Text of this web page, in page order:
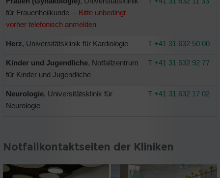
für Frauenheilkunde ─ Bitte unbedingt
vorher telefonisch anmelden
Herz, Universitätsklinik für Kardiologie T +41 31 632 50 00
Kinder und Jugendliche, Notfallzentrum
für Kinder und Jugendliche
T +41 31 632 92 77
Neurologie, Universitätsklinik für
Neurologie
T +41 31 632 17 02
Notfallkontaktseiten der Kliniken